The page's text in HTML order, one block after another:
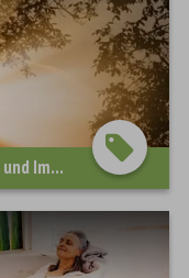
Krebs - und danach? Erholungswochen und Immunaufbau